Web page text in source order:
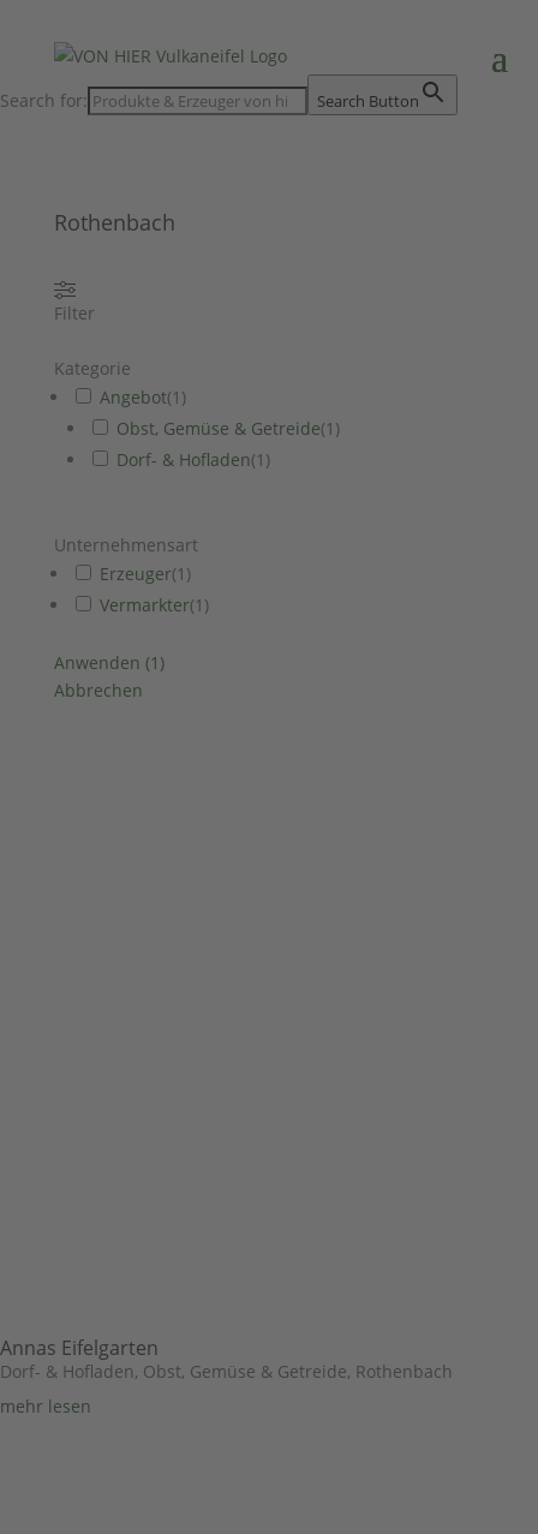
Search for: Search Button
Rothenbach
Filter
Kategorie
Angebot(1 )
Obst, Gemüse & Getreide(1 )
Dorf- & Hofladen(1 )
Unternehmensart
Erzeuger(1 )
Vermarkter(1 )
Anwenden (1 )
Abbrechen
Annas Eifelgarten
Dorf- & Hofladen, Obst, Gemüse & Getreide, Rothenbach
mehr lesen